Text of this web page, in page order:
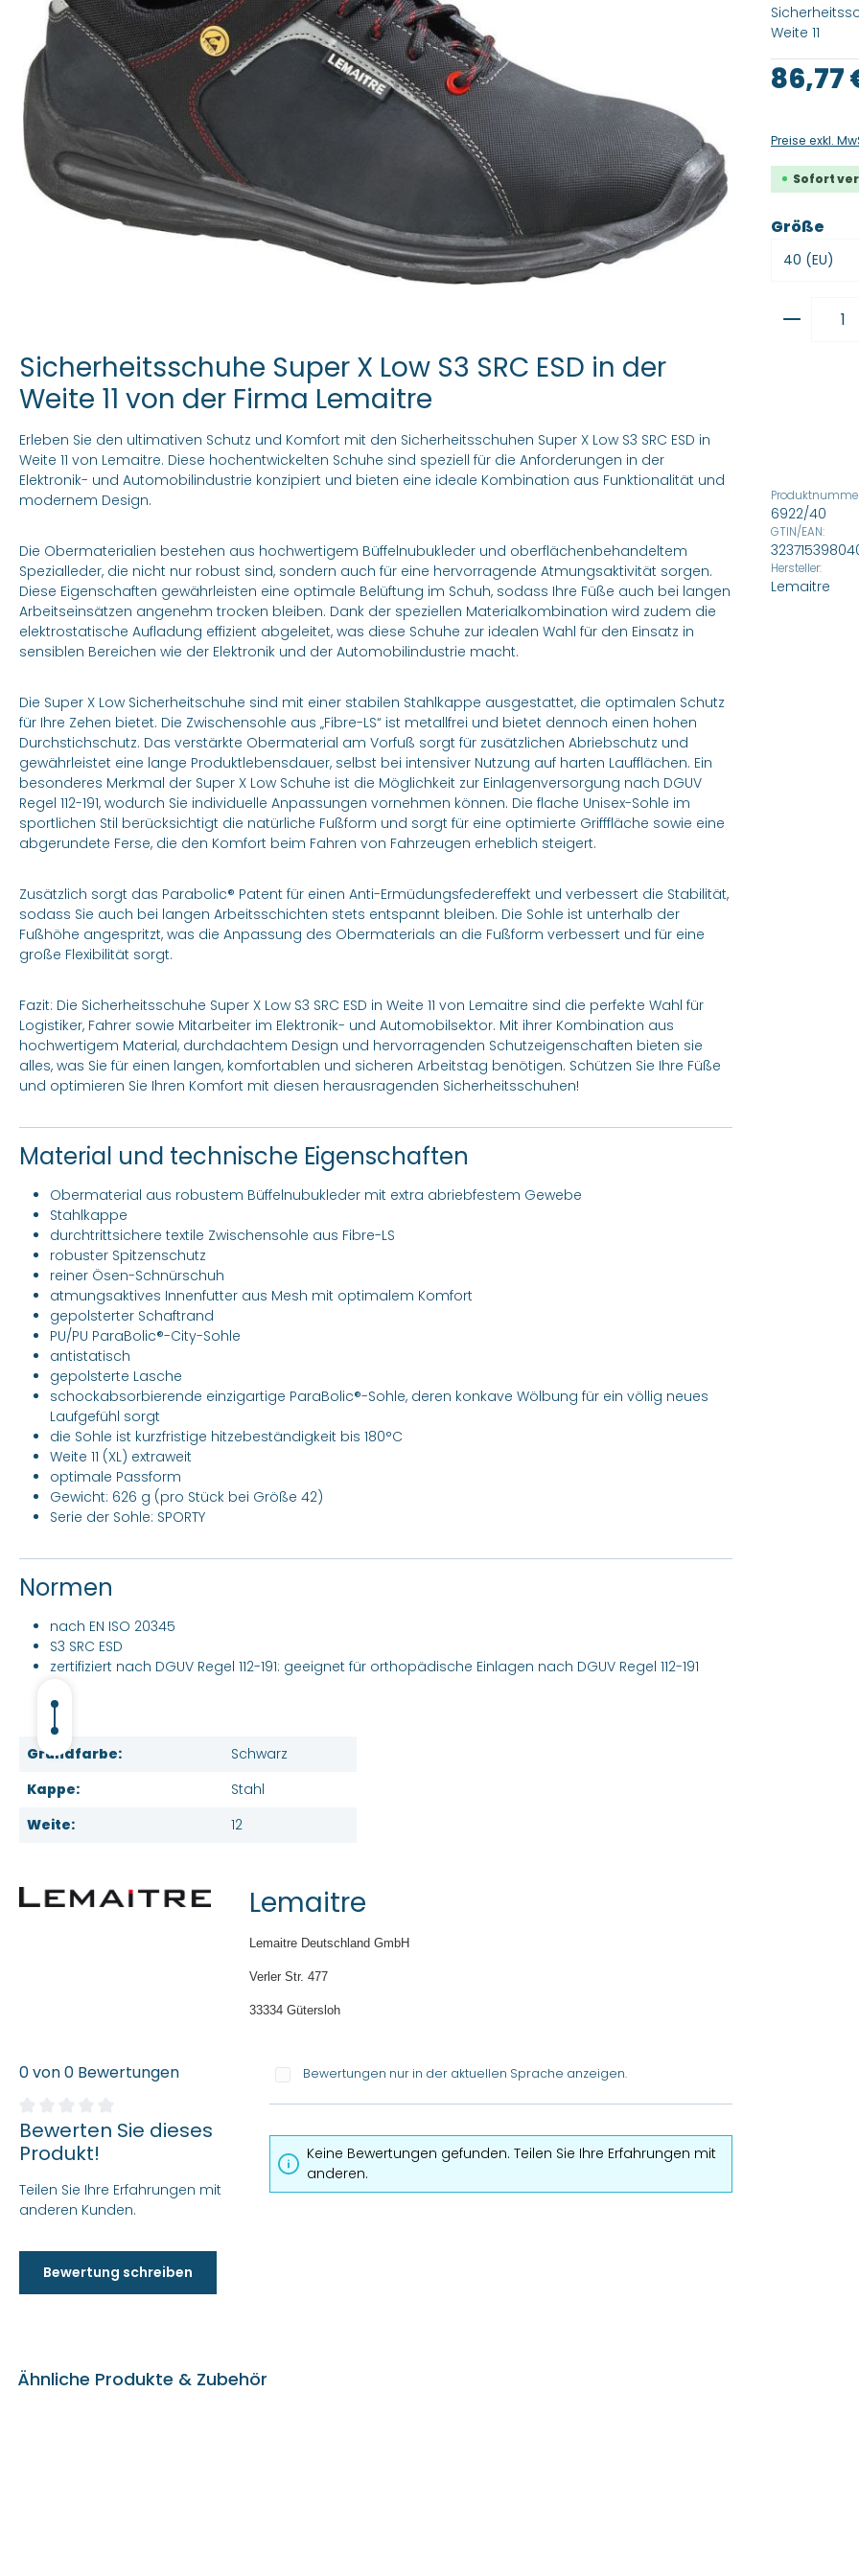
Weite 11
Regulärer
86,77
Preise exkl.
Sofort
Größe
6922/40
GTIN/EAN:
Hersteller:
Lemaitre
Sicherheitsschuhe Super X Low S3 SRC ESD in der
Weite 11 von der Firma Lemaitre
Erleben Sie den ultimativen Schutz und Komfort mit den Sicherheitsschuhen Super X Low S3 SRC ESD in
Weite 11 von Lemaitre. Diese hochentwickelten Schuhe sind speziell für die Anforderungen in der
Elektronik- und Automobilindustrie konzipiert und bieten eine ideale Kombination aus Funktionalität und
modernem Design.
Die Obermaterialien bestehen aus hochwertigem Büffelnubukleder und oberflächenbehandeltem
Spezialleder, die nicht nur robust sind, sondern auch für eine hervorragende Atmungsaktivität sorgen.
Diese Eigenschaften gewährleisten eine optimale Belüftung im Schuh, sodass Ihre Füße auch bei langen
Arbeitseinsätzen angenehm trocken bleiben. Dank der speziellen Materialkombination wird zudem die
elektrostatische Aufladung effizient abgeleitet, was diese Schuhe zur idealen Wahl für den Einsatz in
sensiblen Bereichen wie der Elektronik und der Automobilindustrie macht.
Die Super X Low Sicherheitschuhe sind mit einer stabilen Stahlkappe ausgestattet, die optimalen Schutz
für Ihre Zehen bietet. Die Zwischensohle aus „Fibre-LS“ ist metallfrei und bietet dennoch einen hohen
Durchstichschutz. Das verstärkte Obermaterial am Vorfuß sorgt für zusätzlichen Abriebschutz und
gewährleistet eine lange Produktlebensdauer, selbst bei intensiver Nutzung auf harten Laufflächen. Ein
besonderes Merkmal der Super X Low Schuhe ist die Möglichkeit zur Einlagenversorgung nach DGUV
Regel 112-191, wodurch Sie individuelle Anpassungen vornehmen können. Die flache Unisex-Sohle im
sportlichen Stil berücksichtigt die natürliche Fußform und sorgt für eine optimierte Grifffläche sowie eine
abgerundete Ferse, die den Komfort beim Fahren von Fahrzeugen erheblich steigert.
Zusätzlich sorgt das Parabolic® Patent für einen Anti-Ermüdungsfedereffekt und verbessert die Stabilität,
sodass Sie auch bei langen Arbeitsschichten stets entspannt bleiben. Die Sohle ist unterhalb der
Fußhöhe angespritzt, was die Anpassung des Obermaterials an die Fußform verbessert und für eine
große Flexibilität sorgt.
Fazit: Die Sicherheitsschuhe Super X Low S3 SRC ESD in Weite 11 von Lemaitre sind die perfekte Wahl für
Logistiker, Fahrer sowie Mitarbeiter im Elektronik- und Automobilsektor. Mit ihrer Kombination aus
hochwertigem Material, durchdachtem Design und hervorragenden Schutzeigenschaften bieten sie
alles, was Sie für einen langen, komfortablen und sicheren Arbeitstag benötigen. Schützen Sie Ihre Füße
und optimieren Sie Ihren Komfort mit diesen herausragenden Sicherheitsschuhen!
Material und technische Eigenschaften
Obermaterial aus robustem Büffelnubukleder mit extra abriebfestem Gewebe
Stahlkappe
durchtrittsichere textile Zwischensohle aus Fibre-LS
robuster Spitzenschutz
reiner Ösen-Schnürschuh
atmungsaktives Innenfutter aus Mesh mit optimalem Komfort
gepolsterter Schaftrand
PU/PU ParaBolic®-City-Sohle
antistatisch
gepolsterte Lasche
schockabsorbierende einzigartige ParaBolic®-Sohle, deren konkave Wölbung für ein völlig neues
Laufgefühl sorgt
die Sohle ist kurzfristige hitzebeständigkeit bis 180°C
Weite 11 (XL) extraweit
optimale Passform
Gewicht: 626 g (pro Stück bei Größe 42)
Serie der Sohle: SPORTY
Normen
nach EN ISO 20345
S3 SRC ESD
zertifiziert nach DGUV Regel 112-191: geeignet für orthopädische Einlagen nach DGUV Regel 112-191
Grundfarbe:
Schwarz
Kappe:
Stahl
Weite:
12
Lemaitre
Lemaitre Deutschland GmbH
Verler Str. 477
33334 Gütersloh
0 von 0 Bewertungen
Durchschnittliche Bewertung von 0 von 5 Sternen
Bewerten Sie dieses
Produkt!
Teilen Sie Ihre Erfahrungen mit
anderen Kunden.
Bewertung schreiben
Bewertungen nur in der aktuellen Sprache anzeigen.
Keine Bewertungen gefunden. Teilen Sie Ihre Erfahrungen mit
anderen.
Ähnliche Produkte & Zubehör